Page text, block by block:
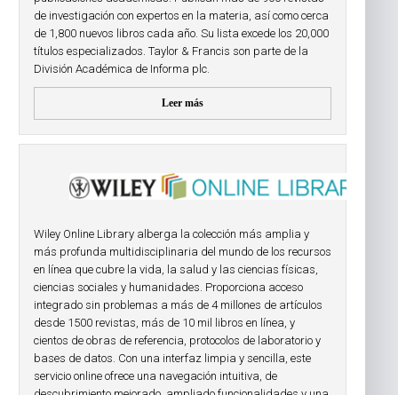
de investigación con expertos en la materia, así como cerca
de 1,800 nuevos libros cada año. Su lista excede los 20,000
títulos especializados. Taylor & Francis son parte de la
División Académica de Informa plc.
Leer más
Wiley Online Library alberga la colección más amplia y
más profunda multidisciplinaria del mundo de los recursos
en línea que cubre la vida, la salud y las ciencias físicas,
ciencias sociales y humanidades. Proporciona acceso
integrado sin problemas a más de 4 millones de artículos
desde 1500 revistas, más de 10 mil libros en línea, y
cientos de obras de referencia, protocolos de laboratorio y
bases de datos. Con una interfaz limpia y sencilla, este
servicio online ofrece una navegación intuitiva, de